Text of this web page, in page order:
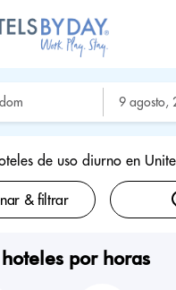
de uso diurno en
& filtrar
por horas